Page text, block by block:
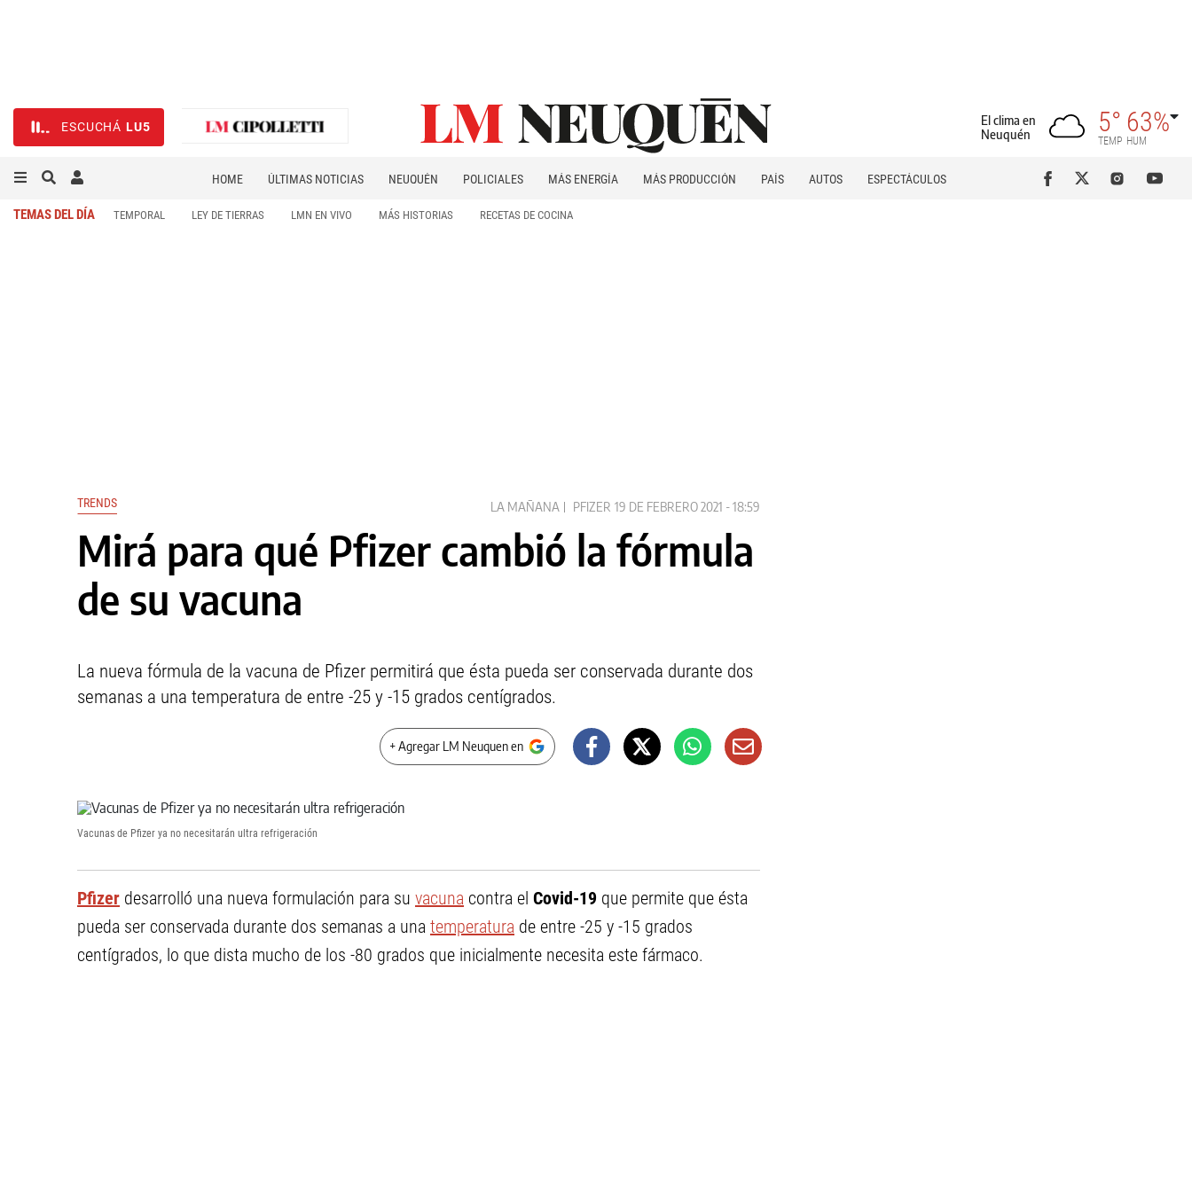
ESCUCHÁ LU5
El clima en
Neuquén
5°
TEMP
63%
HUM
HOME ÚLTIMAS NOTICIAS NEUQUÉN POLICIALES MÁS ENERGÍA MÁS PRODUCCIÓN PAÍS AUTOS
ESPECTÁCULOS
TEMAS DEL DÍA TEMPORAL LEY DE TIERRAS LMN EN VIVO MÁS HISTORIAS RECETAS DE COCINA
TRENDS LA MAÑANA PFIZER 19 DE FEBRERO 2021 - 18:59
Mirá para qué Pfizer cambió la fórmula
de su vacuna
La nueva fórmula de la vacuna de Pfizer permitirá que ésta pueda ser conservada durante dos
semanas a una temperatura de entre -25 y -15 grados centígrados.
+ Agregar LM Neuquen en
Vacunas de Pfizer ya no necesitarán ultra refrigeración
Pfizer desarrolló una nueva formulación para su vacuna contra el Covid-19 que permite que ésta
pueda ser conservada durante dos semanas a una temperatura de entre -25 y -15 grados
centígrados, lo que dista mucho de los -80 grados que inicialmente necesita este fármaco.